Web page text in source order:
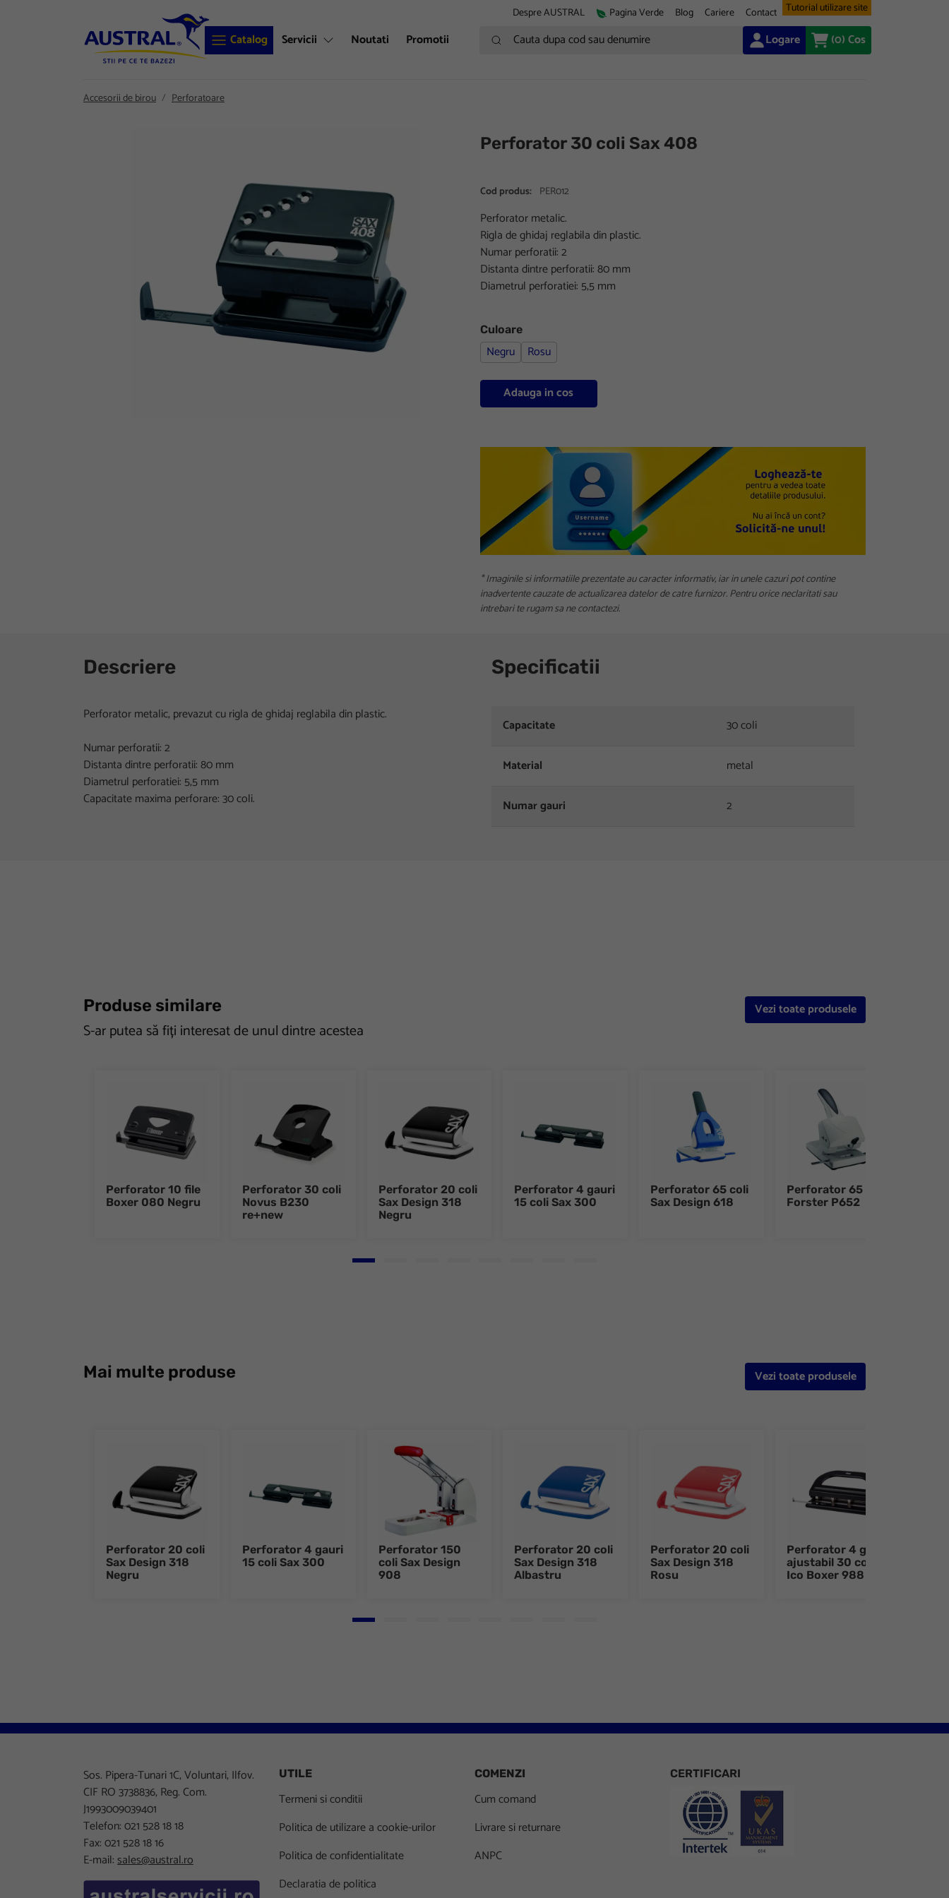
Despre AUSTRAL Pagina Verde Blog Cariere Contact Tutorial utilizare site
Catalog Servicii Noutati Promotii Cauta dupa cod sau denumire Logare (0)Cos
Accesorii de birou Perforatoare
Perforator 30 coli Sax 408
Cod produs: PER012
Perforator metalic.
Rigla de ghidaj reglabila din plastic.
Numar perforatii: 2
Distanta dintre perforatii: 80 mm
Diametrul perforatiei: 5,5 mm
Culoare
Negru Rosu
Adauga in cos
* Imaginile si informatiile prezentate au caracter informativ, iar in unele cazuri pot contine
inadvertente cauzate de actualizarea datelor de catre furnizor. Pentru orice neclaritati sau
intrebari te rugam sa ne contactezi.
Descriere
Perforator metalic, prevazut cu rigla de ghidaj reglabila din plastic.
Numar perforatii: 2
Distanta dintre perforatii: 80 mm
Diametrul perforatiei: 5,5 mm
Capacitate maxima perforare: 30 coli.
Specificatii
Capacitate 30 coli
Material metal
Numar gauri 2
Produse similare
S-ar putea să fiți interesat de unul dintre acestea
Vezi toate produsele
Perforator 10 file
Boxer 080 Negru
Perforator 30 coli
Novus B230
re+new
Perforator 20 coli
Sax Design 318
Negru
Perforator 4 gauri
15 coli Sax 300
Perforator 65 coli
Sax Design 618
Perforator 65 coli
Forster P652
Go to slide 1
Mai multe produse Vezi toate produsele
Perforator 20 coli
Sax Design 318
Negru
Perforator 4 gauri
15 coli Sax 300
Perforator 150
coli Sax Design
908
Perforator 20 coli
Sax Design 318
Albastru
Perforator 20 coli
Sax Design 318
Rosu
Perforator 4 gauri
ajustabil 30 coli
Ico Boxer 988
Go to slide 1
Sos. Pipera-Tunari 1C, Voluntari, Ilfov.
CIF RO 3738836, Reg. Com.
J1993009039401
Telefon: 021 528 18 18
Fax: 021 528 18 16
E-mail:sales@austral.ro
UTILE
Termeni si conditii
Politica de utilizare a cookie-urilor
Politica de confidentialitate
Declaratia de politica
COMENZI
Cum comand
Livrare si returnare
ANPC
CERTIFICARI